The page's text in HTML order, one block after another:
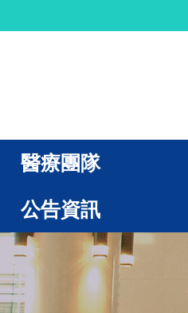
醫療團隊
公告資訊